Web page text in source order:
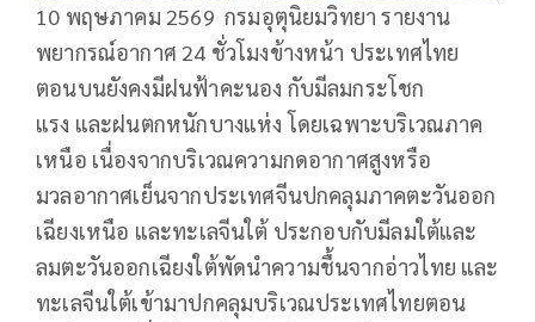
10 พฤษภาคม 2569 กรมอุตุนิยมวิทยา รายงาน
พยากรณ์อากาศ 24 ชั่วโมงข้างหน้า ประเทศไทย
ตอนบนยังคงมีฝนฟ้าคะนอง กับมีลมกระโชก
แรง และฝนตกหนักบางแห่ง โดยเฉพาะบริเวณภาค
เหนือ เนื่องจากบริเวณความกดอากาศสูงหรือ
มวลอากาศเย็นจากประเทศจีนปกคลุมภาคตะวันออก
เฉียงเหนือ และทะเลจีนใต้ ประกอบกับมีลมใต้และ
ลมตะวันออกเฉียงใต้พัดนำความชื้นจากอ่าวไทย และ
ทะเลจีนใต้เข้ามาปกคลุมบริเวณประเทศไทยตอน